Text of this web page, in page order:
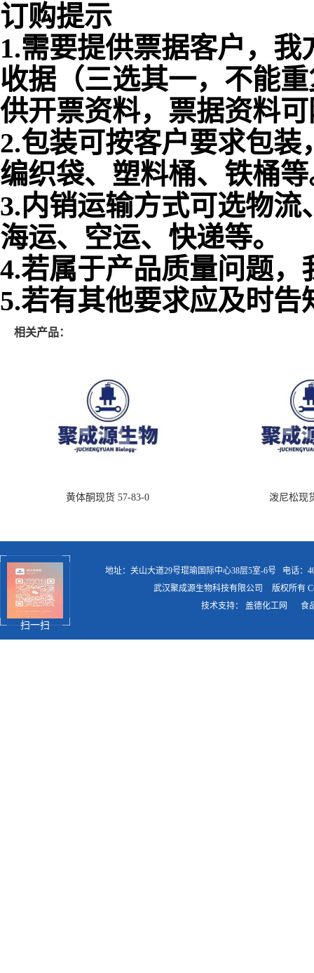
订购提示
1.需要提供票据客户，
收据（三选其一，不能
供开票资料，票据资料
2.包装可按客户要求包
编织袋、塑料桶、铁桶
3.内销运输方式可选物
海运、空运、快递等。
4.若属于产品质量问题
5.若有其他要求应及时告
相关产品：
黄体酮现货 57-83-0 泼尼松现
扫一扫
地址：关山大道29号琨瑜国际中心38层5室-6号 电话：
武汉聚成源生物科技有限公司
版权所有
技术支持： 盖德化工网 食